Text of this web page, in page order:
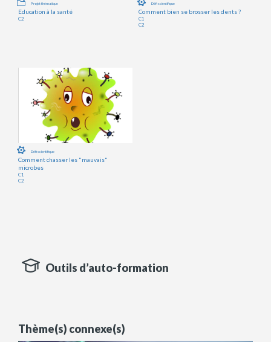
Projet thématique
Education à la santé
C2
Défi scientifique
Comment bien se brosser les dents ?
C1
C2
Défi scientifique
Comment chasser les "mauvais"
microbes
C1
C2
Outils d’auto-formation
Thème(s) connexe(s)